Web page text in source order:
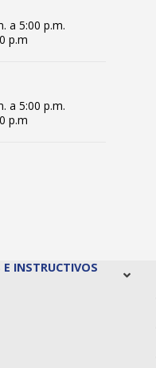
a 5:00 p.m.
p.m
a 5:00 p.m.
p.m
INSTRUCTIVOS